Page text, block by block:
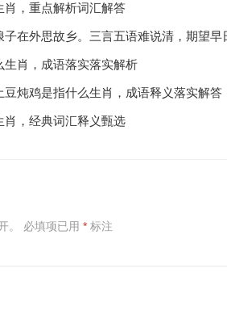
肖，重点解析词汇解答
子在外思故乡。三言五语难说清，期望
生肖，成语落实落实解析
豆炖鸡是指什么生肖，成语释义落实解答
肖，经典词汇释义甄选
。 必填项已用 * 标注